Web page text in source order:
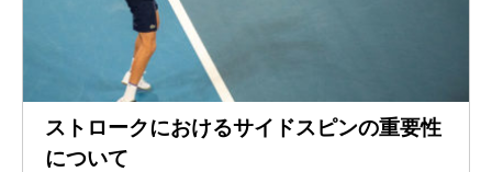
ストロークにおけるサイドスピンの重要性
について